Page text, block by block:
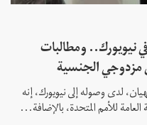
نيويورك.. ومطالبات
مزدوجي الجنسية
لدى وصوله إلى نيويورك، إنه
للأمم المتحدة، بالإضافة...